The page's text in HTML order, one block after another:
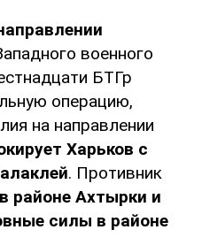
военного
БТГр
операцию,
на направлении
Харьков с
. Противник
районе Ахтырки и
силы в районе